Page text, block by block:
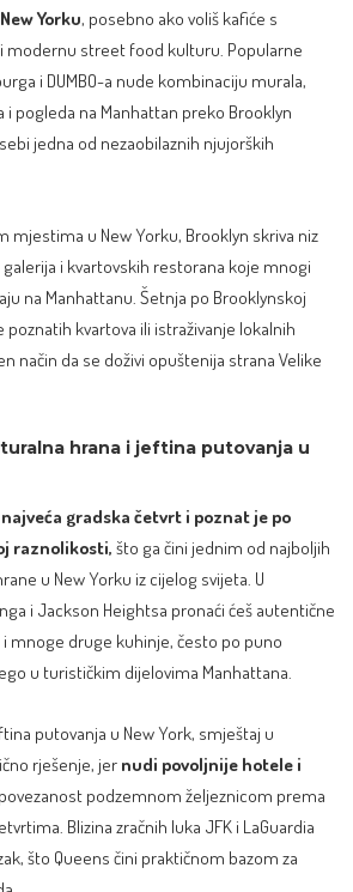
Yorku, posebno ako voliš kafiće s
modernu street food kulturu. Popularne
i DUMBO-a nude kombinaciju murala,
i pogleda na Manhattan preko Brooklyn
jedna od nezaobilaznih njujorških
mjestima u New Yorku, Brooklyn skriva niz
i kvartovskih restorana koje mnogi
na Manhattanu. Šetnja po Brooklynskoj
poznatih kvartova ili istraživanje lokalnih
način da se doživi opuštenija strana Velike
hrana i jeftina putovanja u
gradska četvrt i poznat je po
raznolikosti, što ga čini jednim od najboljih
u New Yorku iz cijelog svijeta. U
i Jackson Heightsa pronaći ćeš autentične
mnoge druge kuhinje, često po puno
u turističkim dijelovima Manhattana.​
putovanja u New York, smještaj u
rješenje, jer nudi povoljnije hotele i
podzemnom željeznicom prema
Blizina zračnih luka JFK i LaGuardia
što Queens čini praktičnom bazom za